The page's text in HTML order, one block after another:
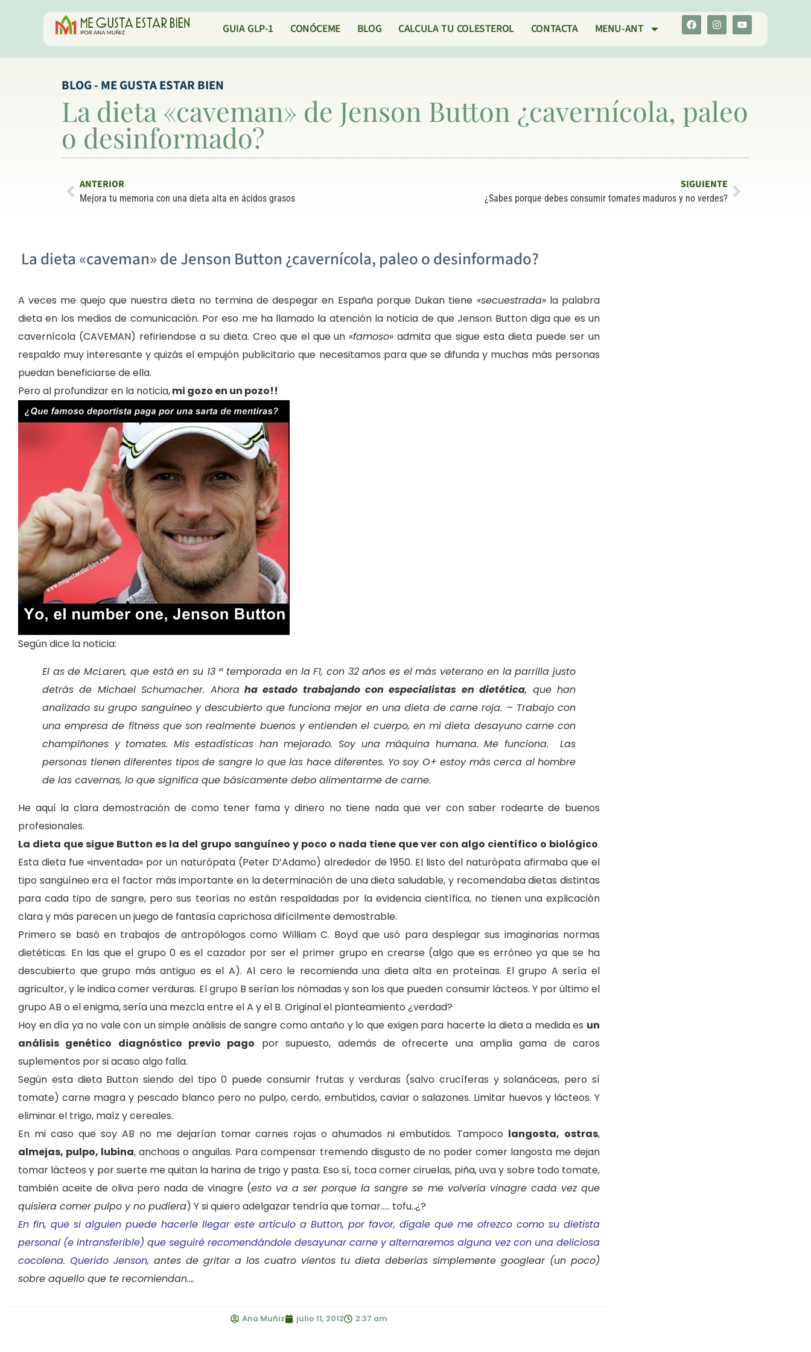
GUIA GLP-1 CONÓCEME BLOG CALCULA TU COLESTEROL CONTACTA MENU-ANT
BLOG - ME GUSTA ESTAR BIEN
La dieta «caveman» de Jenson Button ¿cavernícola, paleo
o desinformado?
ANTERIOR
Mejora tu memoria con una dieta alta en ácidos grasos
SIGUIENTE
¿Sabes porque debes consumir tomates maduros y no verdes?
La dieta «caveman» de Jenson Button ¿cavernícola, paleo o desinformado?
A veces me quejo que nuestra dieta no termina de despegar en España porque Dukan tiene «secuestrada»la palabra
dieta en los medios de comunicación. Por eso me ha llamado la atención la noticia de que Jenson Button diga que es un
cavernícola (CAVEMAN) refiriendose a su dieta. Creo que el que un «famoso» admita que sigue esta dieta puede ser un
respaldo muy interesante y quizás el empujón publicitario que necesitamos para que se difunda y muchas más personas
puedan beneficiarse de ella.
Pero al profundizar en la noticia,mi gozo en un pozo!!
Según dice la noticia:
El as de McLaren, que está en su 13 ª temporada en la F1, con 32 años es el más veterano en la parrilla justo
detrás de Michael Schumacher. Ahoraha estado trabajando con especialistas en dietética, que han
analizado su grupo sanguíneo y descubierto que funciona mejor en una dieta de carne roja. – Trabajo con
una empresa de fitness que son realmente buenos y entienden el cuerpo, en mi dieta desayuno carne con
champiñones y tomates. Mis estadísticas han mejorado. Soy una máquina humana. Me funciona. Las
personas tienen diferentes tipos de sangre lo que las hace diferentes. Yo soy O+ estoy más cerca al hombre
de las cavernas, lo que significa que básicamente debo alimentarme de carne.
He aquí la clara demostración de como tener fama y dinero no tiene nada que ver con saber rodearte de buenos
profesionales.
La dieta que sigue Button es la del grupo sanguíneo y poco o nada tiene que ver con algo científico o biológico.
Esta dieta fue «inventada» por un naturópata (Peter D’Adamo) alrededor de 1950. El listo del naturópata afirmaba que el
tipo sanguíneo era el factor más importante en la determinación de una dieta saludable, y recomendaba dietas distintas
para cada tipo de sangre, pero sus teorías no están respaldadas por la evidencia científica, no tienen una explicación
clara y más parecen un juego de fantasía caprichosa difícilmente demostrable.
Primero se basó en trabajos de antropólogos como William C. Boydque usó para desplegar sus imaginarias normas
dietéticas. En las que el grupo 0 es el cazador por ser el primer grupo en crearse (algo que es erróneo ya que se ha
descubierto que grupo más antiguo es el A). Al cero le recomienda una dieta alta en proteínas. El grupo A sería el
agricultor, y le indica comer verduras. El grupo B serían los nómadas y son los que pueden consumir lácteos. Y por último el
grupo AB o el enigma, sería una mezcla entre el A y el B. Original el planteamiento ¿verdad?
Hoy en día ya no vale con un simple análisis de sangre como antaño y lo que exigen para hacerte la dieta a medida es un
análisis genético diagnóstico previo pago por supuesto, además de ofrecerte una amplia gama de caros
suplementos por si acaso algo falla.
Según esta dieta Button siendo del tipo 0 puede consumir frutas y verduras (salvo crucíferas y solanáceas, pero sí
tomate) carne magra y pescado blanco pero no pulpo, cerdo, embutidos, caviar o salazones. Limitar huevos y lácteos. Y
eliminar el trigo, maíz y cereales.
En mi caso que soy AB no me dejarían tomar carnes rojas o ahumados ni embutidos. Tampoco langosta, ostras,
almejas, pulpo, lubina, anchoas o anguilas. Para compensar tremendo disgusto de no poder comer langosta me dejan
tomar lácteos y por suerte me quitan la harina de trigo y pasta. Eso sí, toca comer ciruelas, piña, uva y sobre todo tomate,
también aceite de oliva pero nada de vinagre (esto va a ser porque la sangre se me volvería vinagre cada vez que
quisiera comer pulpo y no pudiera) Y si quiero adelgazar tendría que tomar….. tofu..¿?
En fin, que si alguien puede hacerle llegar este artículo a Button, por favor, dígale que me ofrezco como su dietista
personal (e intransferible) que seguiré recomendándole desayunar carne y alternaremos alguna vez con una deliciosa
cocolena. Querido Jenson, antes de gritar a los cuatro vientos tu dieta deberías simplemente googlear (un poco)
sobre aquello que te recomiendan….
Ana Muñiz julio 11, 2012 2:37 am